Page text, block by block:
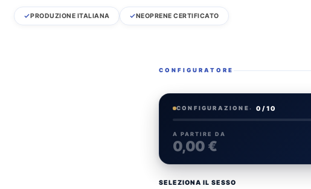
PRODUZIONE ITALIANA NEOPRENE CERTIFICATO
CONFIGURATORE
CONFIGURAZIONE · 0 / 10
A PARTIRE DA
0,00 €
SELEZIONA IL SESSO